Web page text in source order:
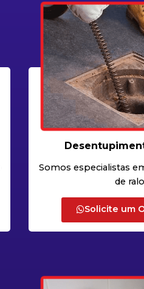
Somos especialistas
de
Solicite um